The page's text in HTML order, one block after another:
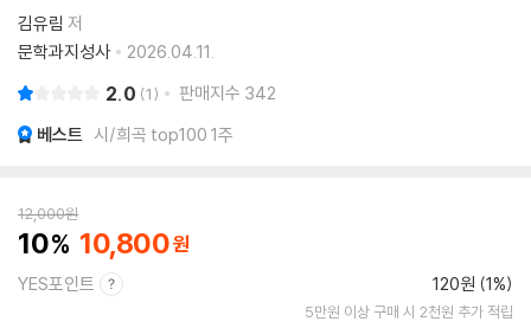
김유림 저
문학과지성사
2026.04.11.
2.0 1 판매지수 342
베스트 시/희곡 top100 1주
12,000원
10 10,800
YES포인트 120원 (1%)
5만원 이상 구매 시 2천원 추가 적립